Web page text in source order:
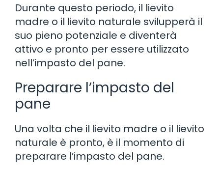
Durante questo periodo, il lievito
madre o il lievito naturale svilupperà il
suo pieno potenziale e diventerà
attivo e pronto per essere utilizzato
nell’impasto del pane.
Preparare l’impasto del
pane
Una volta che il lievito madre o il lievito
naturale è pronto, è il momento di
preparare l’impasto del pane.